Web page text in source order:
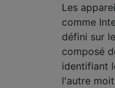
Les
comme
défini sur
composé
identifiant
l'autre